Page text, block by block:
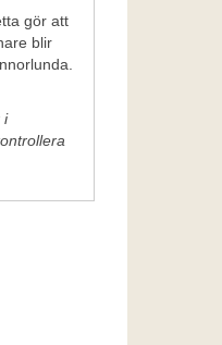
gör att
blir
i